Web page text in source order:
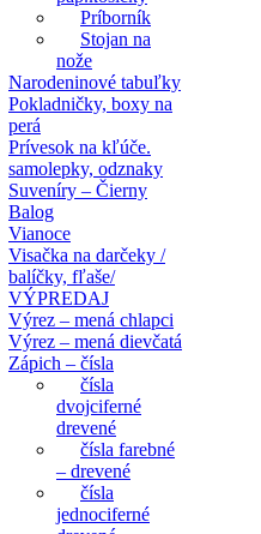
Príborník
Stojan na
nože
Narodeninové tabuľky
Pokladničky, boxy na
perá
Prívesok na kľúče.
samolepky, odznaky
Suveníry – Čierny
Balog
Vianoce
Visačka na darčeky /
balíčky, fľaše/
VÝPREDAJ
Výrez – mená chlapci
Výrez – mená dievčatá
Zápich – čísla
čísla
dvojciferné
drevené
čísla farebné
– drevené
čísla
jednociferné